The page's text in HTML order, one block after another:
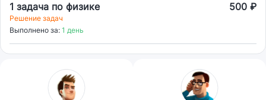
1 задача по физике 500 ₽
Решение задач
Выполнено за: 1 день